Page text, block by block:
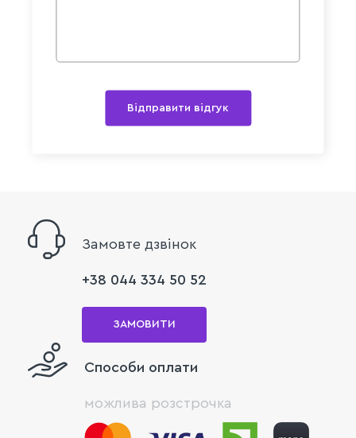
Відправити відгук
Замовте дзвінок
+38 044 334 50 52
ЗАМОВИТИ
Способи оплати
можлива розстрочка